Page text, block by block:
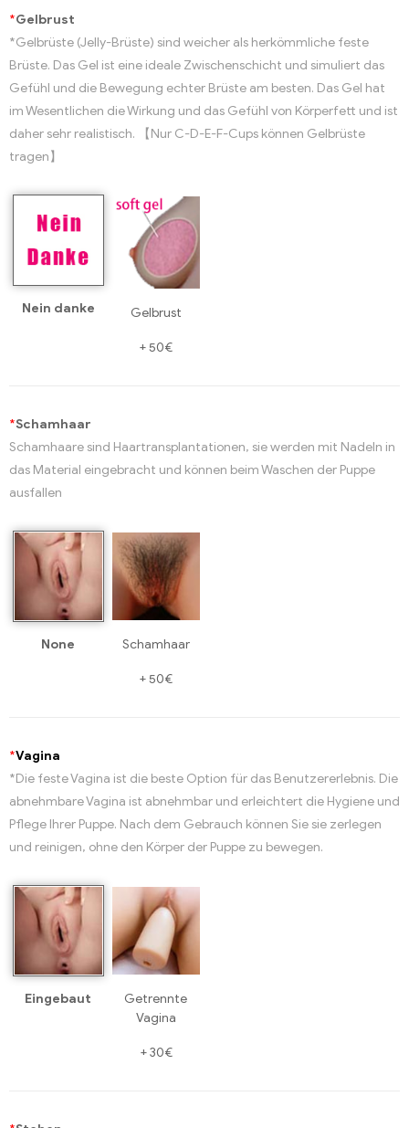
*Gelbrust
*Gelbrüste (Jelly-Brüste) sind weicher als herkömmliche feste
Brüste. Das Gel ist eine ideale Zwischenschicht und simuliert das
Gefühl und die Bewegung echter Brüste am besten. Das Gel hat
im Wesentlichen die Wirkung und das Gefühl von Körperfett und ist
daher sehr realistisch. 【Nur C-D-E-F-Cups können Gelbrüste
tragen】
Nein danke Gelbrust
+50€
*Schamhaar
Schamhaare sind Haartransplantationen, sie werden mit Nadeln in
das Material eingebracht und können beim Waschen der Puppe
ausfallen
None Schamhaar
+50€
*Vagina
*Die feste Vagina ist die beste Option für das Benutzererlebnis. Die
abnehmbare Vagina ist abnehmbar und erleichtert die Hygiene und
Pflege Ihrer Puppe. Nach dem Gebrauch können Sie sie zerlegen
und reinigen, ohne den Körper der Puppe zu bewegen.
Eingebaut
Getrennte
Vagina
+ 30€